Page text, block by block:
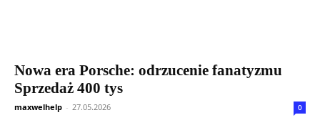
Nowa era Porsche: odrzucenie fanatyzmu
Sprzedaż 400 tys
maxwelhelp - 27.05.2026 0